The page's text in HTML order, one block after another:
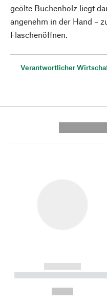
geölte Buchenholz liegt
angenehm in der Hand –
Flaschenöffnen.
Verantwortlicher
------------
----------- -----------